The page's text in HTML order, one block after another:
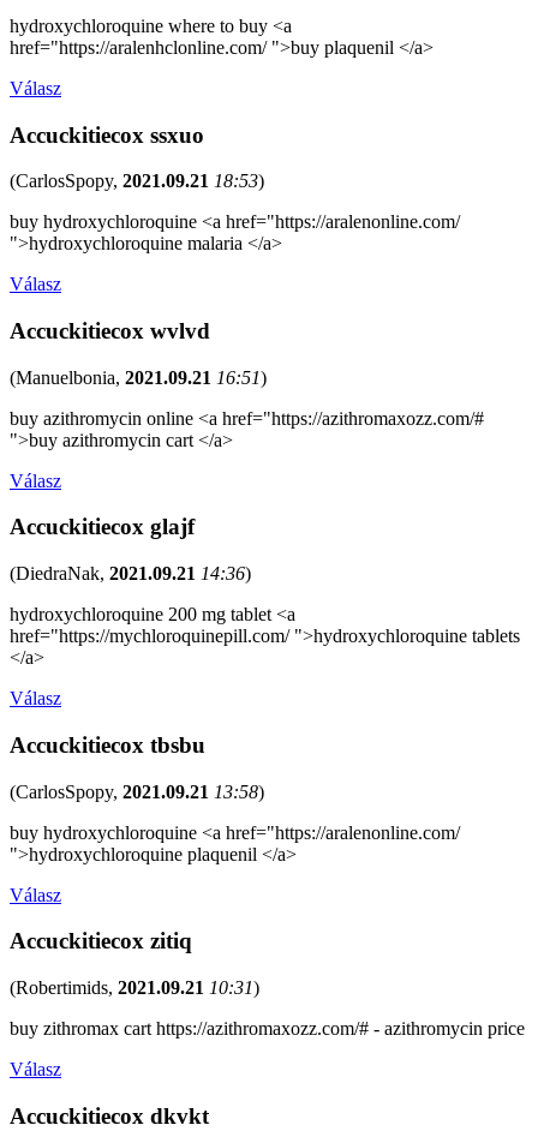
hydroxychloroquine where to buy <a
href="https://aralenhclonline.com/ ">buy plaquenil </a>
Válasz
Accuckitiecox ssxuo
(CarlosSpopy, 2021.09.21 18:53)
buy hydroxychloroquine <a href="https://aralenonline.com/
">hydroxychloroquine malaria </a>
Válasz
Accuckitiecox wvlvd
(Manuelbonia, 2021.09.21 16:51)
buy azithromycin online <a href="https://azithromaxozz.com/#
">buy azithromycin cart </a>
Válasz
Accuckitiecox glajf
(DiedraNak, 2021.09.21 14:36)
hydroxychloroquine 200 mg tablet <a
href="https://mychloroquinepill.com/ ">hydroxychloroquine tablets
</a>
Válasz
Accuckitiecox tbsbu
(CarlosSpopy, 2021.09.21 13:58)
buy hydroxychloroquine <a href="https://aralenonline.com/
">hydroxychloroquine plaquenil </a>
Válasz
Accuckitiecox zitiq
(Robertimids, 2021.09.21 10:31)
buy zithromax cart https://azithromaxozz.com/# - azithromycin price
Válasz
Accuckitiecox dkvkt